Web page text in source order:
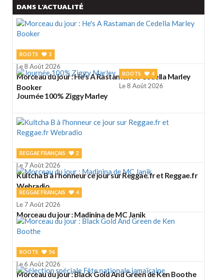
DANS L'ACTUALITÉ
ROOTS 3
Le 8 Août 2026
Morceau du jour : He's A Rastaman de Cedella Marley
Booker
ROOTS 4
Le 8 Août 2026
Journée 100% Ziggy Marley
REGGAE FRANÇAIS 2
Le 7 Août 2026
Kultcha B à l'honneur ce jour sur Reggae.fr et Reggae.fr
Webradio
REGGAE FRANÇAIS 4
Le 7 Août 2026
Morceau du jour : Madinina de MC Janik
ROOTS 56
Le 6 Août 2026
Morceau du jour : Black Gold And Green de Ken Boothe